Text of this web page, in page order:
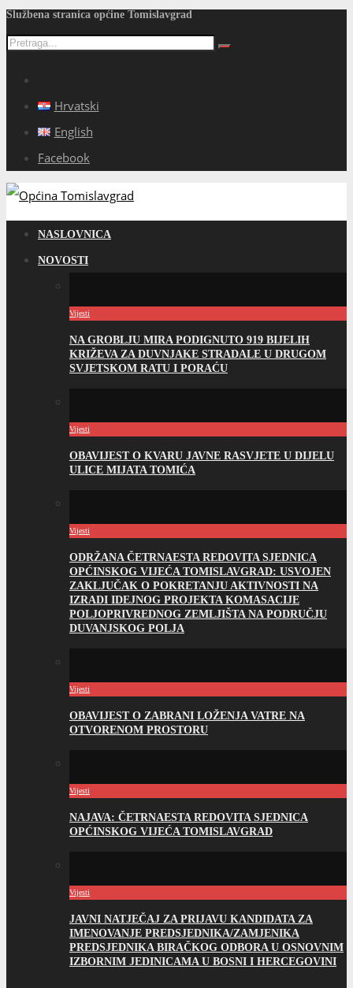
Službena stranica općine Tomislavgrad
Hrvatski
English
Facebook
NASLOVNICA
NOVOSTI
Vijesti
NA GROBLJU MIRA PODIGNUTO 919 BIJELIH
KRIŽEVA ZA DUVNJAKE STRADALE U DRUGOM
SVJETSKOM RATU I PORAĆU
Vijesti
OBAVIJEST O KVARU JAVNE RASVJETE U DIJELU
ULICE MIJATA TOMIĆA
Vijesti
ODRŽANA ČETRNAESTA REDOVITA SJEDNICA
OPĆINSKOG VIJEĆA TOMISLAVGRAD: USVOJEN
ZAKLJUČAK O POKRETANJU AKTIVNOSTI NA
IZRADI IDEJNOG PROJEKTA KOMASACIJE
POLJOPRIVREDNOG ZEMLJIŠTA NA PODRUČJU
DUVANJSKOG POLJA
Vijesti
OBAVIJEST O ZABRANI LOŽENJA VATRE NA
OTVORENOM PROSTORU
Vijesti
NAJAVA: ČETRNAESTA REDOVITA SJEDNICA
OPĆINSKOG VIJEĆA TOMISLAVGRAD
Vijesti
JAVNI NATJEČAJ ZA PRIJAVU KANDIDATA ZA
IMENOVANJE PREDSJEDNIKA/ZAMJENIKA
PREDSJEDNIKA BIRAČKOG ODBORA U OSNOVNIM
IZBORNIM JEDINICAMA U BOSNI I HERCEGOVINI